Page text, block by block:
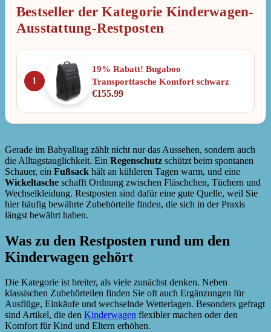
Bestseller der Kategorie Kinderwagen-
Ausstattung-Restposten
1
19% Rabatt! Bugaboo
Transporttasche Komfort schwarz
€155.99
Gerade im Babyalltag zählt nicht nur das Aussehen, sondern auch
die Alltagstauglichkeit. Ein Regenschutz schützt beim spontanen
Schauer, ein Fußsack hält an kühleren Tagen warm, und eine
Wickeltasche schafft Ordnung zwischen Fläschchen, Tüchern und
Wechselkleidung. Restposten sind dafür eine gute Quelle, weil Sie
hier häufig bewährte Zubehörteile finden, die sich in der Praxis
längst bewährt haben.
Was zu den Restposten rund um den
Kinderwagen gehört
Die Kategorie ist breiter, als viele zunächst denken. Neben
klassischen Zubehörteilen finden Sie oft auch Ergänzungen für
Ausflüge, Einkäufe und wechselnde Wetterlagen. Besonders gefragt
sind Artikel, die den Kinderwagen flexibler machen oder den
Komfort für Kind und Eltern erhöhen.